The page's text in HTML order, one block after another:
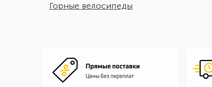
Горные велосипеды